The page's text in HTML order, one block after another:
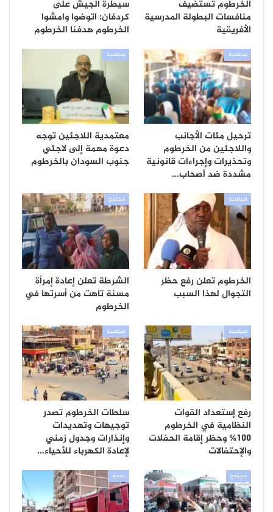
الخرطوم تستضيف
منافسات البطولة المدرسية
الأفريقية
سيطرة الجيش على
كردفان: اتوضوا وامشوا
الخرطوم هدفنا الخرطوم
سياسية
ترحيل مئات الأجانب
واللاجئين من الخرطوم
وتحذيرات وإجراءات قانونية
مشددة ضد أصحاب…
سياسية
معتمدية اللاجئين توجه
دعوة مهمة إلى لاجئي
جنوب السودان بالخرطوم
سياسية
الخرطوم تعلن رفع حظر
التجوال لهذا السبب
مجتمع
الشرطة تعلن إعادة إمرأة
مسنة تاهت من أسرتها في
الخرطوم
سياسية
رفع إستعداد القوات
النظامية في الخرطوم
100% وحظر إقامة الحفلات
والإحتفالات
سياسية
سلطات الخرطوم تصدر
توجيهات وتهديدات
وإنذارات وجدول زمني
لإعادة الكهرباء للأحياء…
مجتمع صحة